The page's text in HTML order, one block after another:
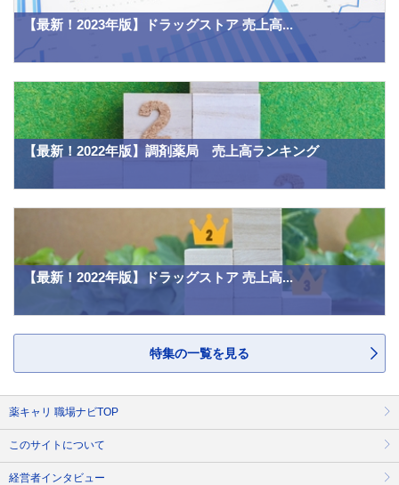
【最新！2023年版】ドラッグストア 売上高...
【最新！2022年版】調剤薬局 売上高ランキング
【最新！2022年版】ドラッグストア 売上高...
特集の一覧を見る
薬キャリ 職場ナビTOP
このサイトについて
経営者インタビュー